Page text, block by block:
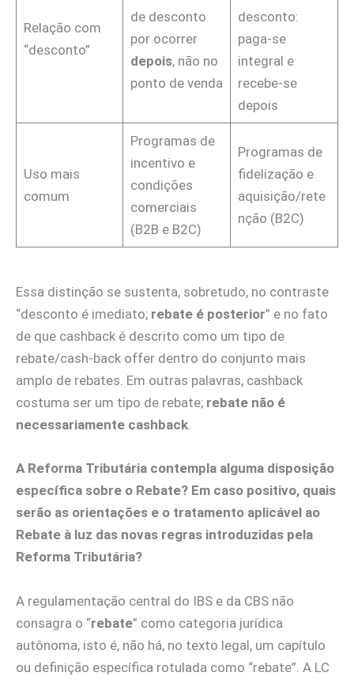
Relação com
“desconto”
de desconto
por ocorrer
depois, não no
ponto de venda
desconto:
paga-se
integral e
recebe-se
depois
Uso mais
comum
Programas de
incentivo e
condições
comerciais
(B2B e B2C)
Programas de
fidelização e
aquisição/rete
nção (B2C)
Essa distinção se sustenta, sobretudo, no contraste
“desconto é imediato; rebate é posterior” e no fato
de que cashback é descrito como um tipo de
rebate/cash-back offer dentro do conjunto mais
amplo de rebates. Em outras palavras, cashback
costuma ser um tipo de rebate; rebate não é
necessariamente cashback.
A Reforma Tributária contempla alguma disposição
específica sobre o Rebate? Em caso positivo, quais
serão as orientações e o tratamento aplicável ao
Rebate à luz das novas regras introduzidas pela
Reforma Tributária?
A regulamentação central do IBS e da CBS não
consagra o “rebate” como categoria jurídica
autônoma, isto é, não há, no texto legal, um capítulo
ou definição específica rotulada como “rebate”. A LC